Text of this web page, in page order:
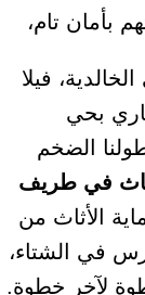
بأمان تام،
فيلا
بحي
الضخم
في طريف
الأثاث من
في الشتاء،
لآخر خطوة.